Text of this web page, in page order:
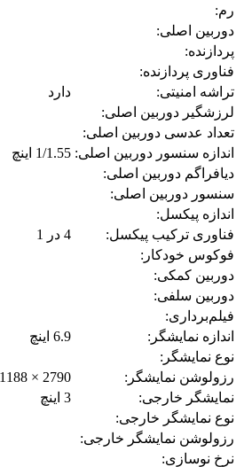
رم:
دوربین اصلی:
پردازنده:
فناوری پردازنده:
تراشه امنیتی:
دارد
لرزشگیر دوربین اصلی:
تعداد عدسی دوربین اصلی:
اندازه سنسور دوربین اصلی: 1/1.55 اینچ
دیافراگم دوربین اصلی:
سنسور دوربین اصلی:
اندازه پیکسل:
فناوری ترکیب پیکسل:
4 در 1
فوکوس خودکار:
دوربین کمکی:
دوربین سلفی:
فیلم‌برداری:
اندازه نمایشگر:
6.9 اینچ
نوع نمایشگر:
رزولوشن نمایشگر:
2790 × 1188 پیکسل
نمایشگر خارجی:
3 اینچ
نوع نمایشگر خارجی:
رزولوشن نمایشگر خارجی:
نرخ نوسازی: